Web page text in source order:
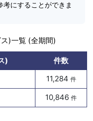
にすることができま
)一覧 (全期間)
)
件数
11,284 件
10,846 件